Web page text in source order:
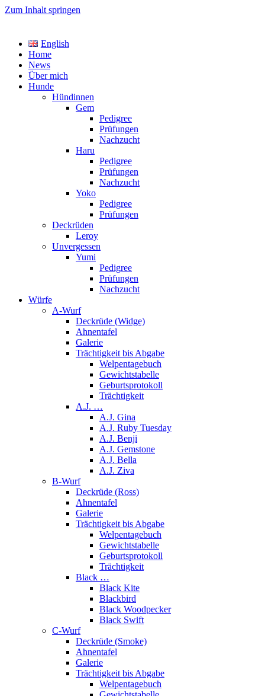
Zum Inhalt springen
TreasureYarden's
Labrador Retriever Zucht im DRC
English
Home
News
Über mich
Hunde
Hündinnen
Gem
Pedigree
Prüfungen
Nachzucht
Haru
Pedigree
Prüfungen
Nachzucht
Yoko
Pedigree
Prüfungen
Deckrüden
Leroy
Unvergessen
Yumi
Pedigree
Prüfungen
Nachzucht
Würfe
A-Wurf
Deckrüde (Widge)
Ahnentafel
Galerie
Trächtigkeit bis Abgabe
Welpentagebuch
Gewichtstabelle
Geburtsprotokoll
Trächtigkeit
A.J. …
A.J. Gina
A.J. Ruby Tuesday
A.J. Benji
A.J. Gemstone
A.J. Bella
A.J. Ziva
B-Wurf
Deckrüde (Ross)
Ahnentafel
Galerie
Trächtigkeit bis Abgabe
Welpentagebuch
Gewichtstabelle
Geburtsprotokoll
Trächtigkeit
Black …
Black Kite
Blackbird
Black Woodpecker
Black Swift
C-Wurf
Deckrüde (Smoke)
Ahnentafel
Galerie
Trächtigkeit bis Abgabe
Welpentagebuch